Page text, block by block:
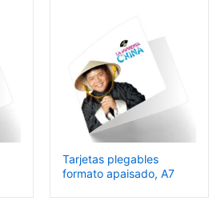
Tarjetas plegables
formato apaisado, A7